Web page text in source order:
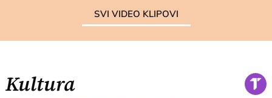
SVI VIDEO KLIPOVI
Kultura